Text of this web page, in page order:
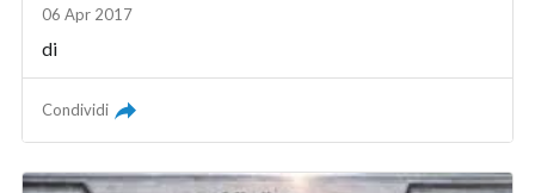
06 Apr 2017
di
Condividi